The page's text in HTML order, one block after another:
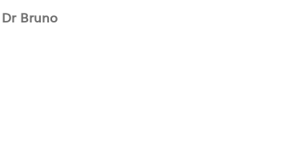
Bruno